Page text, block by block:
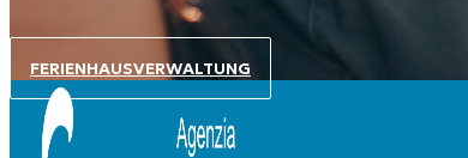
FERIENHAUSVERWALTUNG